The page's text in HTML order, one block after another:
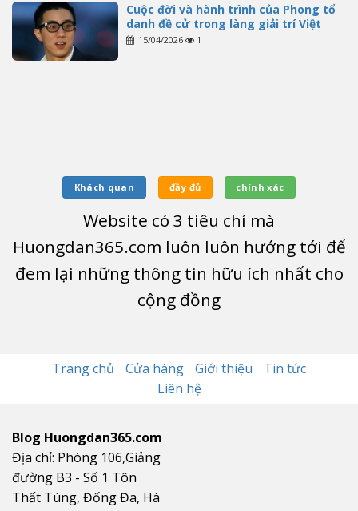
Cuộc đời và hành trình của Phong tổ
danh đề cử trong làng giải trí Việt
15/04/2026 1
Khách quan đầy đủ chính xác
Website có 3 tiêu chí mà
Huongdan365.com luôn luôn hướng tới để
đem lại những thông tin hữu ích nhất cho
cộng đồng
Trang chủ Cửa hàng Giới thiệu
Tin tức
Liên hệ
Blog Huongdan365.com
Địa chỉ: Phòng 106,Giảng
đường B3 - Số 1 Tôn
Thất Tùng, Đống Đa, Hà